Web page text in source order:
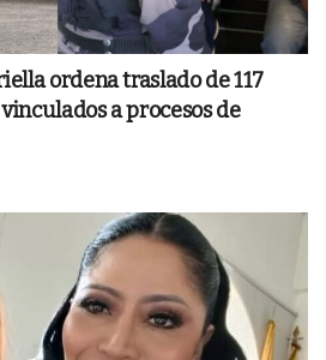
ordena traslado de 117
a procesos de